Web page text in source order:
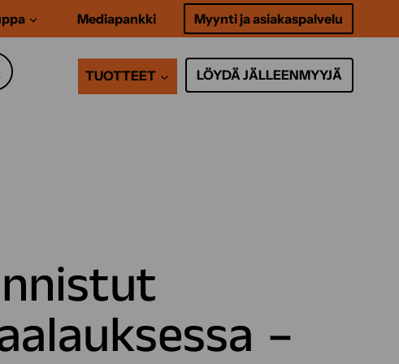
Mediapankki Myynti ja asiakaspalvelu
TUOTTEET LÖYDÄ JÄLLEENMYYJÄ
–